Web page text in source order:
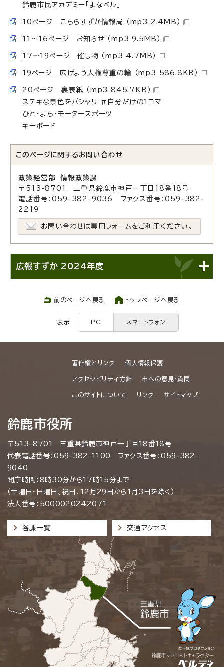
鈴鹿市民アカデミー「まなベル」
10ページ こちらすずか情報局 （mp3 2.4MB）
11～16ページ お知らせ （mp3 9.5MB）
17～19ページ 催し物 （mp3 4.7MB）
19ページ 広げよう人権尊重の輪 （mp3 586.8KB）
20ページ 裏表紙 （mp3 845.7KB）
ステキな景色をパシャリ ＃自分だけの1コマ
ひと・まち・モータースポーツ
キーボード
このページに関する お問い合わせ
政策経営部 情報政策課
〒513-8701 三重県鈴鹿市神戸一丁目18番18号
電話番号：059-382-9036 ファクス番号：059-382-
2219
お問い合わせは専用フォームをご利用ください。
広報すずか 2024年度
前のページへ戻る トップページへ戻る
表示 PC スマートフォン
著作権とリンク 個人情報保護
アクセシビリティ方針 市への意見・質問
このサイトについて リンク サイトマップ
鈴鹿市役所
〒513-8701 三重県鈴鹿市神戸一丁目18番18号
代表電話番号：059-382-1100 ファクス番号：059-382-
9040
開庁時間：8時30分から17時15分まで
（土曜日・日曜日、祝日、12月29日から1月3日を除く）
法人番号：5000020242071
各課一覧 交通アクセス